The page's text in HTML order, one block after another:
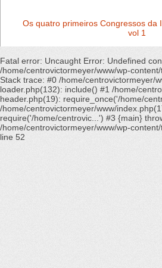
Os quatro primeiros Congressos da
vol 1
Fatal error: Uncaught Error: Undefined
/home/centrovictormeyer/www/wp-
Stack trace: #0 /home/centrovictormeyer/
loader.php(132): include() #1 /home/
header.php(19): require_once('/home/
/home/centrovictormeyer/www/
require('/home/centrovic...') #3 {main}
/home/centrovictormeyer/www/wp-
line 52